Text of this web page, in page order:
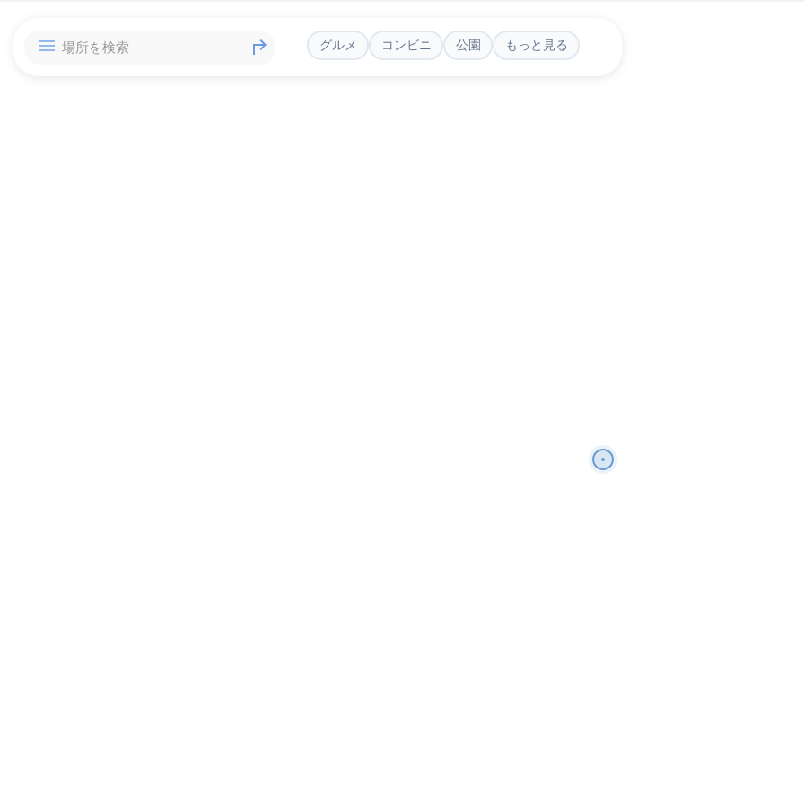
グルメ コンビニ 公園 もっと見る